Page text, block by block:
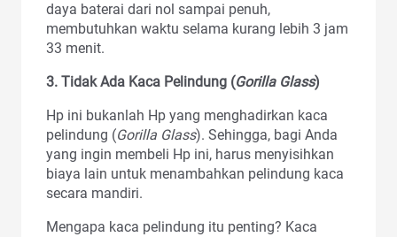
daya baterai dari nol sampai penuh,
membutuhkan waktu selama kurang lebih 3 jam
33 menit.
3. Tidak Ada Kaca Pelindung (Gorilla Glass)
Hp ini bukanlah Hp yang menghadirkan kaca
pelindung (Gorilla Glass). Sehingga, bagi Anda
yang ingin membeli Hp ini, harus menyisihkan
biaya lain untuk menambahkan pelindung kaca
secara mandiri.
Mengapa kaca pelindung itu penting? Kaca